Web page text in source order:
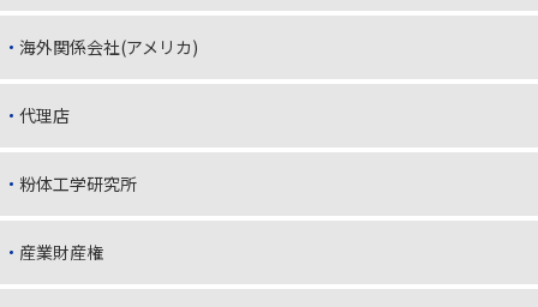
海外関係会社(アメリカ)
代理店
粉体工学研究所
産業財産権